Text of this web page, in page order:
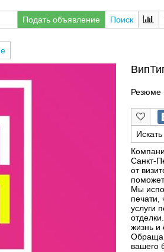
Подать объявление Поиск
Резюме
Искать
Санкт-
от
Мы
печати,
услуги
жизнь
вашего